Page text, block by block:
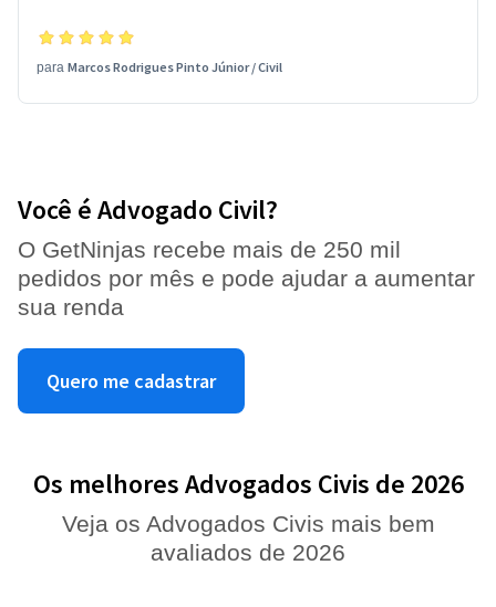
para Marcos Rodrigues Pinto Júnior/Civil
Você é Advogado Civil?
O GetNinjas recebe mais de 250 mil
pedidos por mês e pode ajudar a aumentar
sua renda
Quero me cadastrar
Os melhores Advogados Civis de 2026
Veja os Advogados Civis mais bem
avaliados de 2026